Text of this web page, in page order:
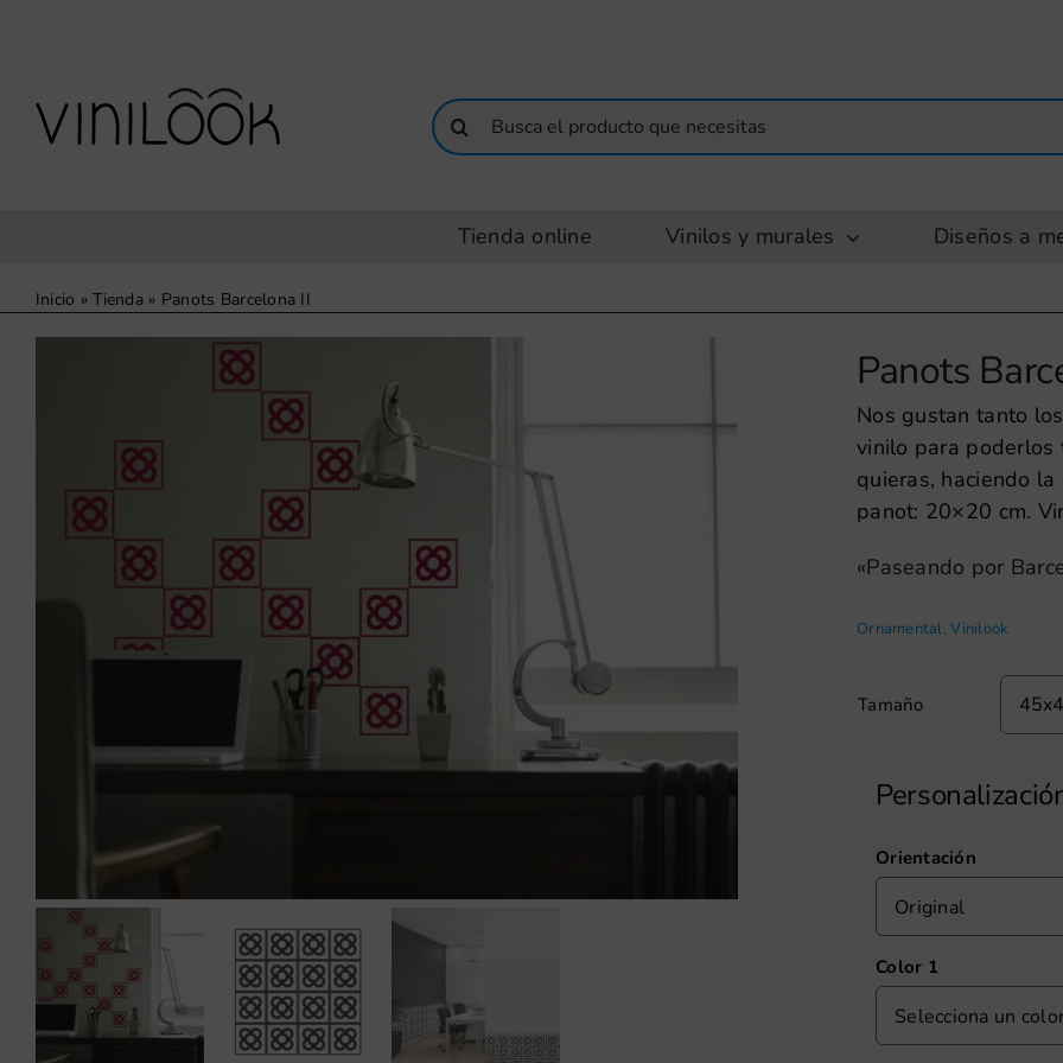
Buscar:
Tienda online Vinilos y murales Diseños a
Inicio »Tienda » Panots Barcelona II
Panots
Nos gustan tanto
vinilo para poderlos
quieras, haciendo
panot: 20×20 cm.
«Paseando por
Ornamental,Vinilook
Tamaño
Orientación
Original
Color 1
Selecciona un